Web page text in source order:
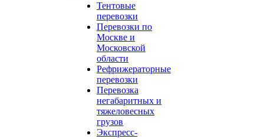
Тентовые
перевозки
Перевозки по
Москве и
Московской
области
Рефрижераторные
перевозки
Перевозка
негабаритных и
тяжеловесных
грузов
Экспресс-